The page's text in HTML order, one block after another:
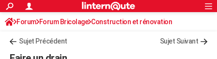
ACTUALITÉS
Politique
Société
Faits Divers
Education
Monde
Villes
+ Rechercher
S'inscrire
Connexion
Forum Forum Bricolage Construction et rénovation
Sujet Précédent Sujet Suivant